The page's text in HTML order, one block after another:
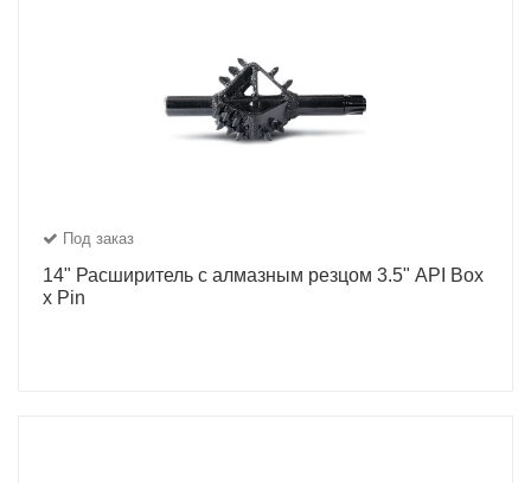
Под заказ
14" Расширитель с алмазным резцом 3.5" API Box
x Pin